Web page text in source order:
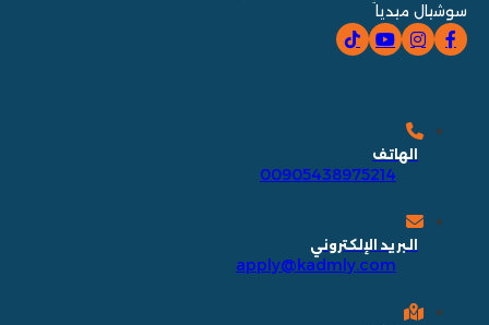
سوشيال ميديا
الهاتف
00905438975214
البريد الإلكتروني
apply@kadmly.com